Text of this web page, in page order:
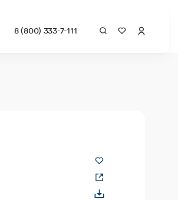
8 (800) 333-7-111